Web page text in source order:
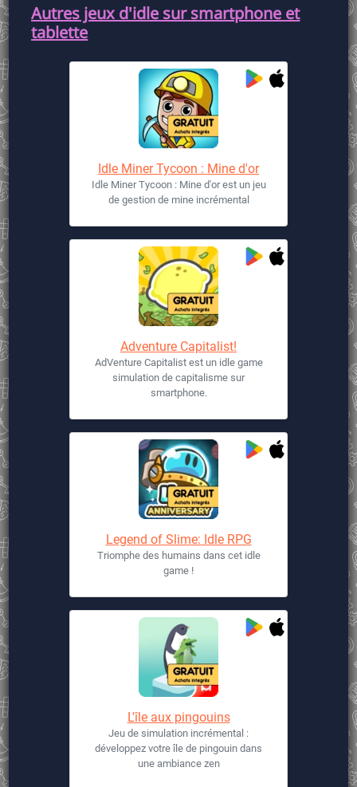
Autres jeux d'idle sur smartphone et
tablette
Idle Miner Tycoon : Mine d'or
Idle Miner Tycoon : Mine d'or est un jeu
de gestion de mine incrémental
Adventure Capitalist!
AdVenture Capitalist est un idle game
simulation de capitalisme sur
smartphone.
Legend of Slime: Idle RPG
Triomphe des humains dans cet idle
game !
L'île aux pingouins
Jeu de simulation incrémental :
développez votre île de pingouin dans
une ambiance zen